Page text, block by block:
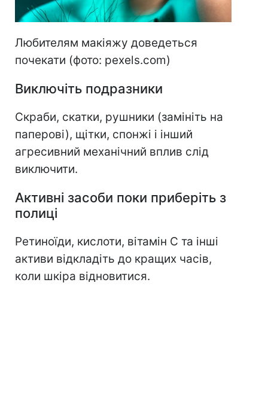
Любителям макіяжу доведеться
почекати (фото: pexels.com)
Виключіть подразники
Скраби, скатки, рушники (замініть на
паперові), щітки, спонжі і інший
агресивний механічний вплив слід
виключити.
Активні засоби поки приберіть з
полиці
Ретиноїди, кислоти, вітамін С та інші
активи відкладіть до кращих часів,
коли шкіра відновитися.